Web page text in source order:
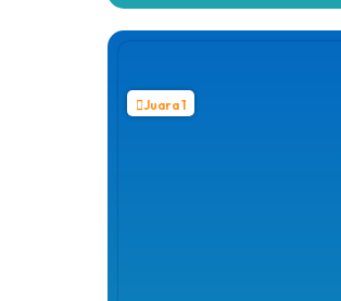
Juara 1